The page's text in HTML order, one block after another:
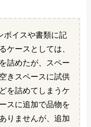
イスや書類に記
ケースとしては、
詰めたが、スペー
きスペースに試供
を詰めてしまうケ
スに追加で品物を
りませんが、追加